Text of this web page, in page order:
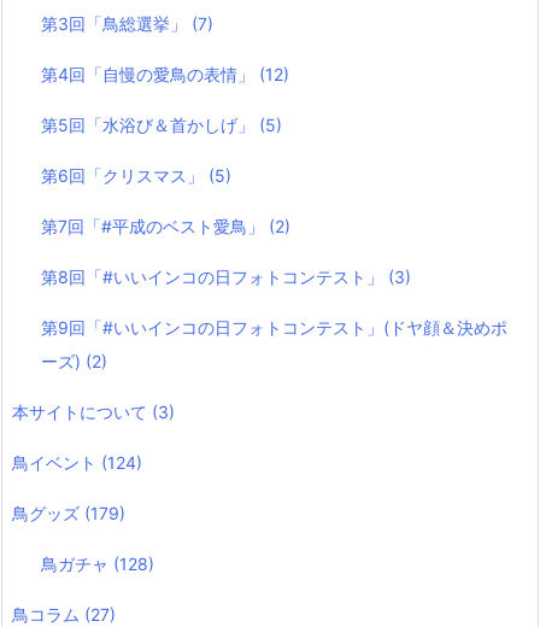
第3回「鳥総選挙」 (7)
第4回「自慢の愛鳥の表情」 (12)
第5回「水浴び＆首かしげ」 (5)
第6回「クリスマス」 (5)
第7回「#平成のベスト愛鳥」 (2)
第8回「#いいインコの日フォトコンテスト」 (3)
第9回「#いいインコの日フォトコンテスト」(ドヤ顔＆決めポ
ーズ) (2)
本サイトについて (3)
鳥イベント (124)
鳥グッズ (179)
鳥ガチャ (128)
鳥コラム (27)